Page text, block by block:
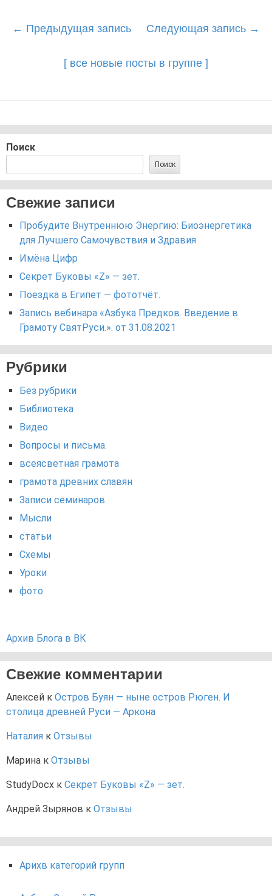
Post
← Предыдущая запись Следующая запись →
[ все новые посты в группе ]
Поиск
Поиск
Свежие записи
Пробудите Внутреннюю Энергию: Биоэнергетика
для Лучшего Самочувствия и Здравия
Имёна Цифр
Секрет Буковы «Z» — зет.
Поездка в Египет — фототчёт.
Запись вебинара «Азбука Предков. Введение в
Грамоту СвятРуси.». от 31.08.2021
Рубрики
Без рубрики
Библиотека
Видео
Вопросы и письма.
всеясветная грамота
грамота древних славян
Записи семинаров
Мысли
статьи
Схемы
Уроки
фото
Архив Блога в ВК
Свежие комментарии
Алексей к Остров Буян — ныне остров Рюген. И
столица древней Руси — Аркона
Наталия к Отзывы
Марина к Отзывы
StudyDocx к Секрет Буковы «Z» — зет.
Андрей Зырянов к Отзывы
Арихв категорий групп